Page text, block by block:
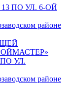
ПО УЛ. 6-ОЙ
районе
УЛ.
районе